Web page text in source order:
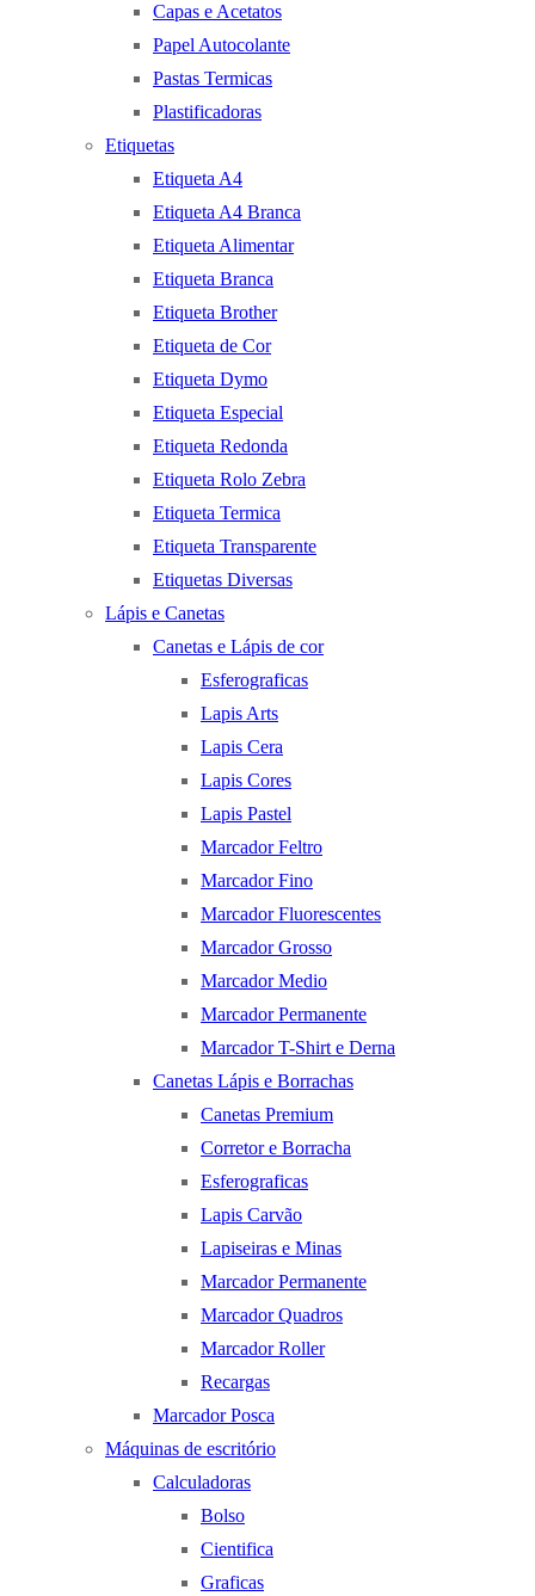
Capas e Acetatos
Papel Autocolante
Pastas Termicas
Plastificadoras
Etiquetas
Etiqueta A4
Etiqueta A4 Branca
Etiqueta Alimentar
Etiqueta Branca
Etiqueta Brother
Etiqueta de Cor
Etiqueta Dymo
Etiqueta Especial
Etiqueta Redonda
Etiqueta Rolo Zebra
Etiqueta Termica
Etiqueta Transparente
Etiquetas Diversas
Lápis e Canetas
Canetas e Lápis de cor
Esferograficas
Lapis Arts
Lapis Cera
Lapis Cores
Lapis Pastel
Marcador Feltro
Marcador Fino
Marcador Fluorescentes
Marcador Grosso
Marcador Medio
Marcador Permanente
Marcador T-Shirt e Derna
Canetas Lápis e Borrachas
Canetas Premium
Corretor e Borracha
Esferograficas
Lapis Carvão
Lapiseiras e Minas
Marcador Permanente
Marcador Quadros
Marcador Roller
Recargas
Marcador Posca
Máquinas de escritório
Calculadoras
Bolso
Cientifica
Graficas